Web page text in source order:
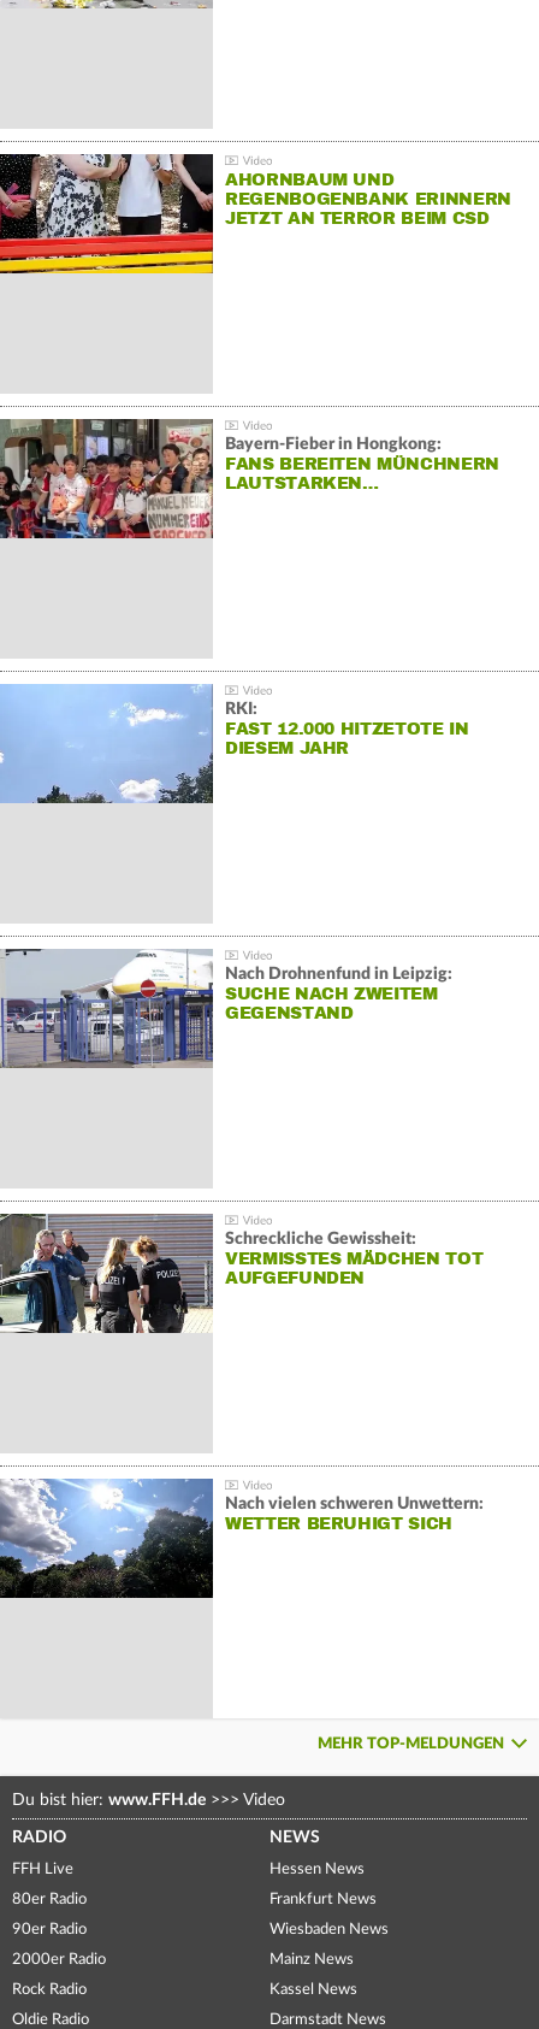
AHORNBAUM UND
REGENBOGENBANK ERINNERN
JETZT AN TERROR BEIM CSD
Bayern-Fieber in Hongkong:
FANS BEREITEN MÜNCHNERN
LAUTSTARKEN…
RKI:
FAST 12.000 HITZETOTE IN
DIESEM JAHR
Nach Drohnenfund in Leipzig:
SUCHE NACH ZWEITEM
GEGENSTAND
Schreckliche Gewissheit:
VERMISSTES MÄDCHEN TOT
AUFGEFUNDEN
Nach vielen schweren Unwettern:
WETTER BERUHIGT SICH
MEHR TOP-MELDUNGEN
Du bist hier: www.FFH.de >>> Video
RADIO
FFH Live
80er Radio
90er Radio
2000er Radio
Rock Radio
Oldie Radio
NEWS
Hessen News
Frankfurt News
Wiesbaden News
Mainz News
Kassel News
Darmstadt News